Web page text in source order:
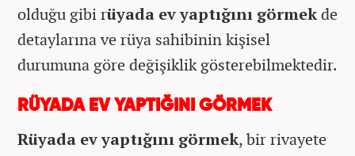
olduğu gibi rüyada ev yaptığını görmekde
detaylarına ve rüya sahibinin kişisel
durumuna göre değişiklik gösterebilmektedir.
RÜYADA EV YAPTIĞINI GÖRMEK
Rüyada ev yaptığını görmek, bir rivayete